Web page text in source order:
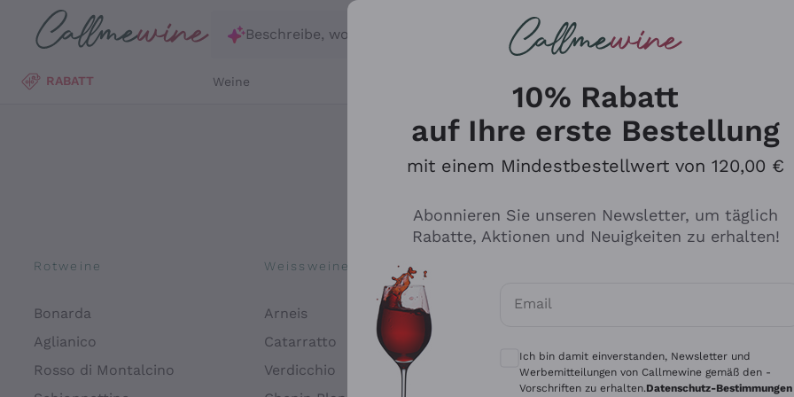
Zum Hauptinhalt springen
Beschreibe, wonach du suchst
RABATT Weine
Rotweine
Bonarda
Aglianico
Rosso di Montalcino
Weissweine
Arneis
Catarratto
Verdicchio
Tenuta San Leonardo
Alessandra Divella
Für
10% Rabatt
auf Ihre erste Bestellung
mit einem Mindestbestellwert von 120,00 €
Abonnieren Sie unseren Newsletter, um täglich
Rabatte, Aktionen und Neuigkeiten zu erhalten!
Email
Optionale Einwilligungen zum Erhalt von
Ich bin damit einverstanden, Newsletter und
Werbemitteilungen von Callmewine gemäß den -
Vorschriften zu erhalten.Datenschutz-Bestimmungen